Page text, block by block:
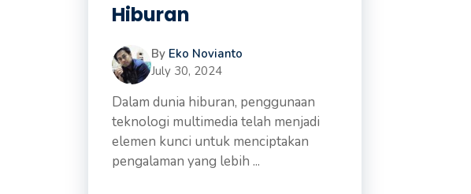
Hiburan
By Eko Novianto
July 30, 2024
Dalam dunia hiburan, penggunaan
teknologi multimedia telah menjadi
elemen kunci untuk menciptakan
pengalaman yang lebih ...